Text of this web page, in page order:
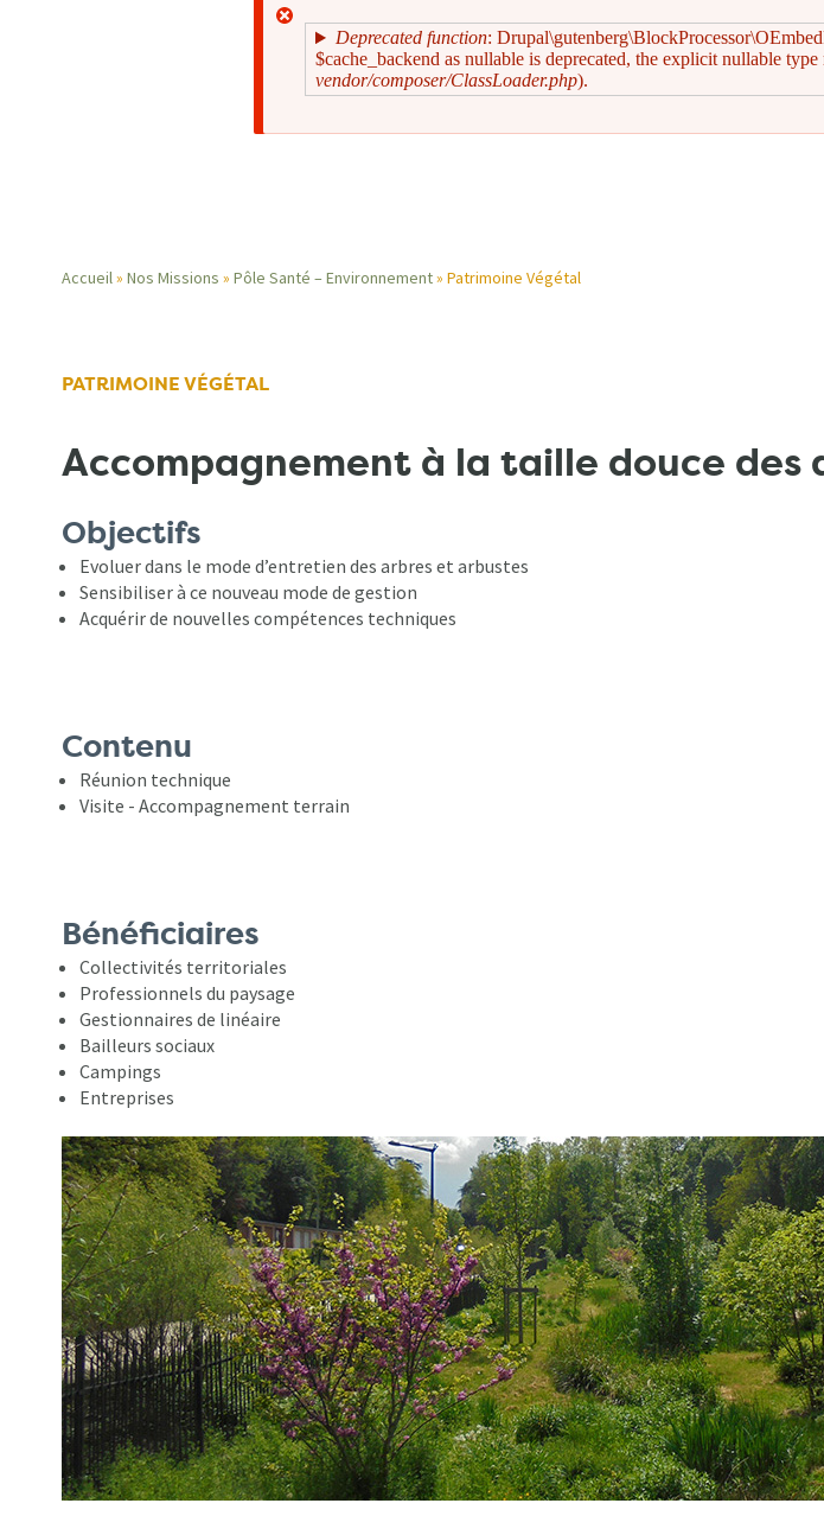
Message
d'erreur
Deprecated function:
$cache_backend as nullable is deprecated, the explicit nullable type
vendor/composer/ClassLoader.php).
d'Ariane
Accueil Nos Missions Pôle Santé – Environnement Patrimoine Végétal
PATRIMOINE VÉGÉTAL
Accompagnement à la taille douce des
Objectifs
Evoluer dans le mode d’entretien des arbres et arbustes
Sensibiliser à ce nouveau mode de gestion
Acquérir de nouvelles compétences techniques
Contenu
Réunion technique
Visite - Accompagnement terrain
Bénéficiaires
Collectivités territoriales
Professionnels du paysage
Gestionnaires de linéaire
Bailleurs sociaux
Campings
Entreprises